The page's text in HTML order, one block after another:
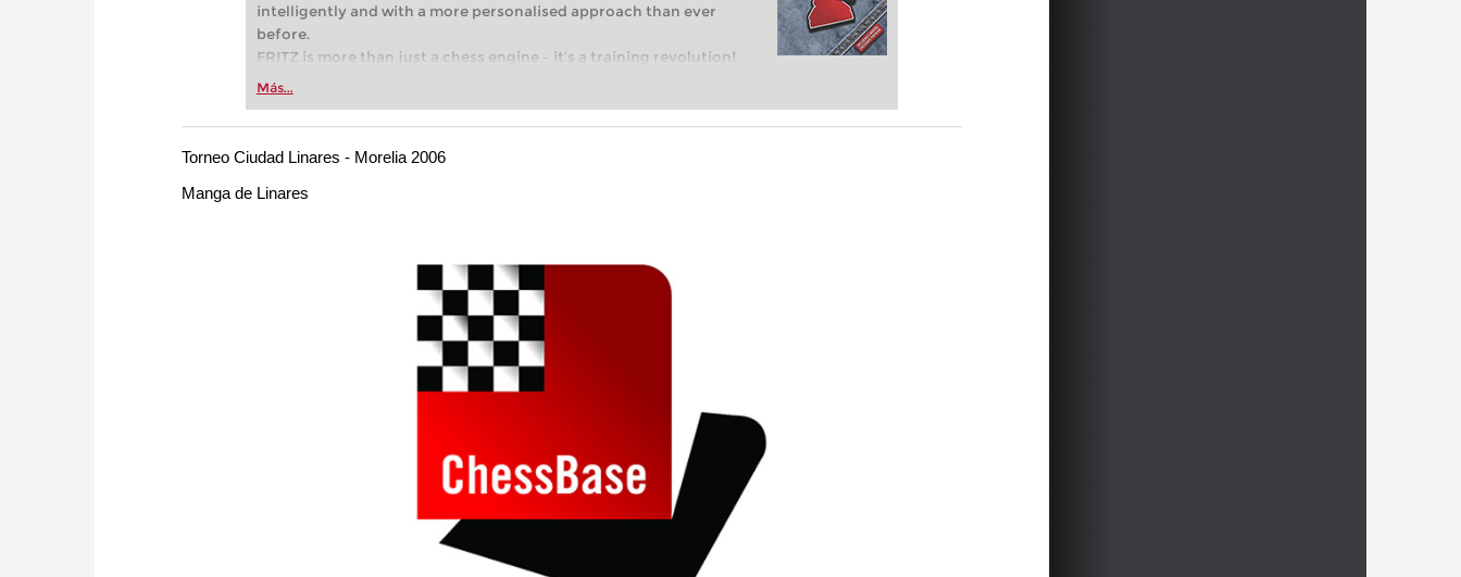
intelligently and with a more personalised approach than ever
before.
FRITZ is more than just a chess engine – it’s a training revolution!
Whether you’re taking your first steps into the world of club chess,
more efficiently, intelligently and with a more personalised
approach than ever before.
Más...
Torneo Ciudad Linares - Morelia 2006
Manga de Linares